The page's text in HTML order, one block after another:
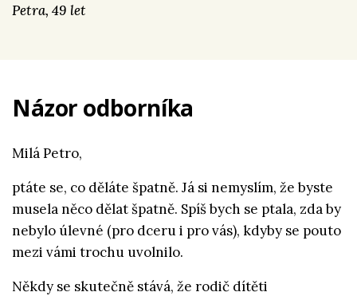
Petra, 49 let
Názor odborníka
Milá Petro,
ptáte se, co děláte špatně. Já si nemyslím, že byste
musela něco dělat špatně. Spíš bych se ptala, zda by
nebylo úlevné (pro dceru i pro vás), kdyby se pouto
mezi vámi trochu uvolnilo.
Někdy se skutečně stává, že rodič dítěti